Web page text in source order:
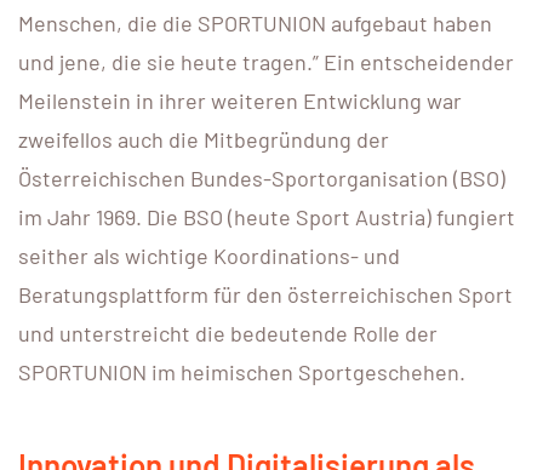
Menschen, die die SPORTUNION aufgebaut haben
und jene, die sie heute tragen.” Ein entscheidender
Meilenstein in ihrer weiteren Entwicklung war
zweifellos auch die Mitbegründung der
Österreichischen Bundes-Sportorganisation (BSO)
im Jahr 1969. Die BSO (heute Sport Austria) fungiert
seither als wichtige Koordinations- und
Beratungsplattform für den österreichischen Sport
und unterstreicht die bedeutende Rolle der
SPORTUNION im heimischen Sportgeschehen.